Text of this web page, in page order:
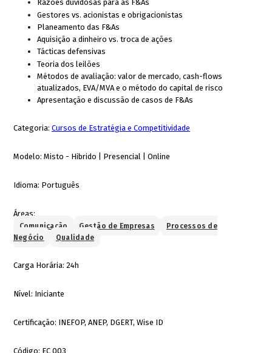
Razões duvidosas para as F&As
Gestores vs. acionistas e obrigacionistas
Planeamento das F&As
Aquisição a dinheiro vs. troca de ações
Tácticas defensivas
Teoria dos leilões
Métodos de avaliação: valor de mercado, cash-flows
atualizados, EVA/MVA e o método do capital de risco
Apresentação e discussão de casos de F&As
Categoria: Cursos de Estratégia e Competitividade
Modelo: Misto - Hibrido | Presencial | Online
Idioma: Português
Áreas:
Comunicação Gestão de Empresas
Processos de
Negócio
Qualidade
Carga Horária: 24h
Nível: Iniciante
Certificação: INEFOP, ANEP, DGERT, Wise ID
Código: EC 003